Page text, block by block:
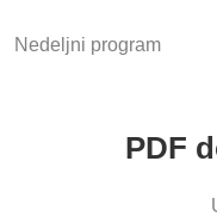
Nedeljni program
PDF